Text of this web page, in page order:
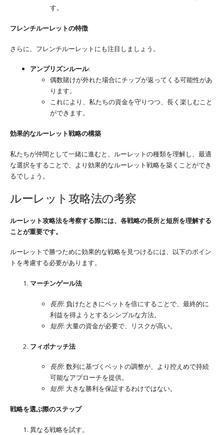
す。
フレンチルーレットの特徴
さらに、フレンチルーレットにも注目しましょう。
アンプリズンルール:
偶数賭けが外れた場合にチップが返ってくる可能性があ
ります。
これにより、私たちの資金を守りつつ、長く楽しむこと
ができます。
効果的なルーレット戦略の構築
私たちが仲間として一緒に進むと、ルーレットの種類を理解し、最適
な選択をすることで、より効果的なルーレット戦略を築くことができ
るでしょう。
ルーレット攻略法の考察
ルーレット攻略法を考察する際には、各戦略の長所と短所を理解する
ことが重要です。
ルーレットで勝つために効果的な戦略を見つけるには、以下のポイン
トを考慮する必要があります。
マーチンゲール法
長所: 負けたときにベットを倍にすることで、最終的に
利益を得ようとするシンプルな方法。
短所: 大量の資金が必要で、リスクが高い。
フィボナッチ法
長所: 数列に基づくベットの調整が、より控えめで持続
可能なアプローチを提供。
短所: 大きな勝利を保証するわけではない。
戦略を選ぶ際のステップ
異なる戦略を試す。